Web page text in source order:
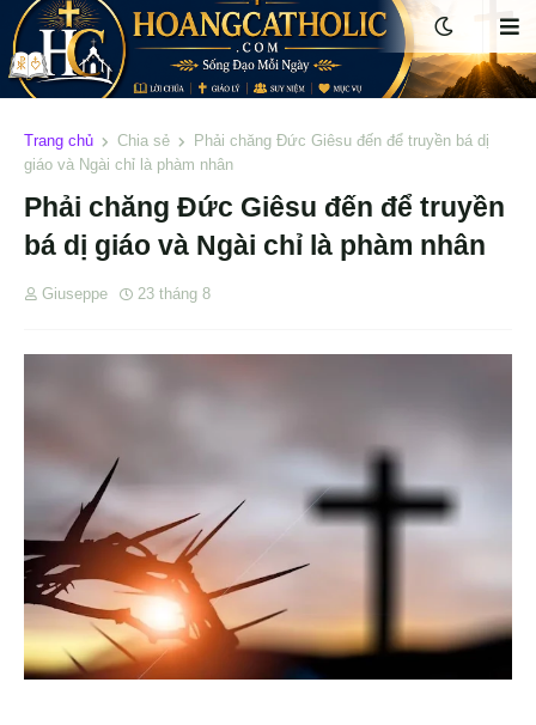
Trang chủ Chia sẻ
Phải chăng Đức Giêsu đến để truyền bá dị
giáo và Ngài chỉ là phàm nhân
Phải chăng Đức Giêsu đến để truyền
bá dị giáo và Ngài chỉ là phàm nhân
Giuseppe 23 tháng 8